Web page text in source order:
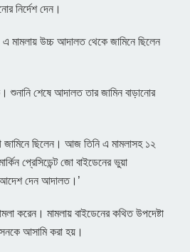
নির্দেশ দেন।
মামলায় উচ্চ আদালত থেকে জামিনে ছিলেন
শেষে আদালত তার জামিন বাড়ানোর
ছিলেন। আজ তিনি এ মামলাসহ ১২
প্রেসিডেন্ট জো বাইডেনের ভুয়া
আদেশ দেন আদালত।’
করেন। মামলায় বাইডেনের কথিত উপদেষ্টা
আসামি করা হয়।